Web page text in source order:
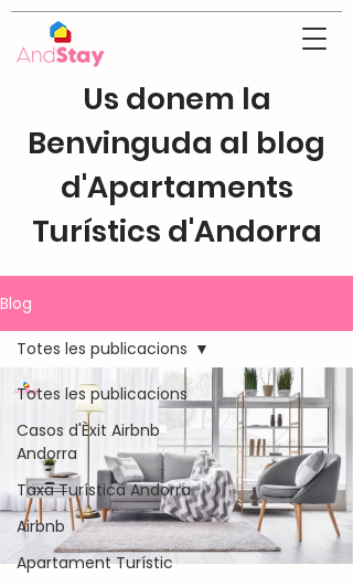
Us donem la
Benvinguda al blog
d'Apartaments
Turístics d'Andorra
Blog
Totes les publicacions
Casos d'Èxit Airbnb
Andorra
Taxa Turística Andorra
Airbnb
Apartament Turístic
Totes les publicacions